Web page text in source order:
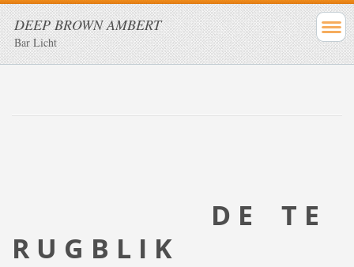
DEEP BROWN AMBERT
Bar Licht
D E T E
R U G B L I K